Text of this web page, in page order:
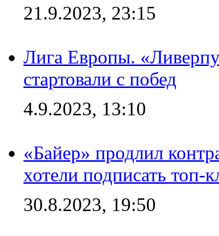
21.9.2023, 23:15
Лига Европы.
стартовали с побед
4.9.2023, 13:10
«Байер» продлил
хотели подписать
30.8.2023, 19:50